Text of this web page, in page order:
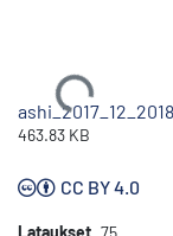
Ladataan...
463.83 KB
CC BY 4.0
Lataukset 75